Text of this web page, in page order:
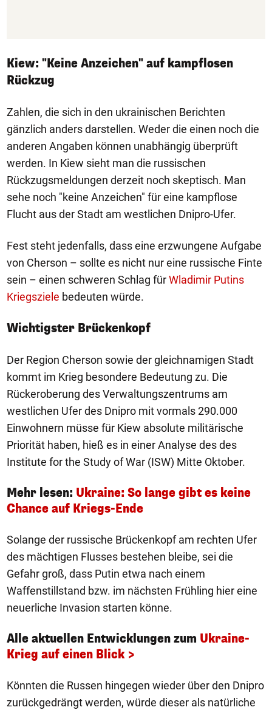
Kiew: "Keine Anzeichen" auf kampflosen
Rückzug
Zahlen, die sich in den ukrainischen Berichten
gänzlich anders darstellen. Weder die einen noch die
anderen Angaben können unabhängig überprüft
werden. In Kiew sieht man die russischen
Rückzugsmeldungen derzeit noch skeptisch. Man
sehe noch "keine Anzeichen" für eine kampflose
Flucht aus der Stadt am westlichen Dnipro-Ufer.
Fest steht jedenfalls, dass eine erzwungene Aufgabe
von Cherson – sollte es nicht nur eine russische Finte
sein – einen schweren Schlag fürWladimir Putins
Kriegsziele bedeuten würde.
Wichtigster Brückenkopf
Der Region Cherson sowie der gleichnamigen Stadt
kommt im Krieg besondere Bedeutung zu. Die
Rückeroberung des Verwaltungszentrums am
westlichen Ufer des Dnipro mit vormals 290.000
Einwohnern müsse für Kiew absolute militärische
Priorität haben, hieß es in einer Analyse des des
Institute for the Study of War (ISW) Mitte Oktober.
Mehr lesen: Ukraine: So lange gibt es keine
Chance auf Kriegs-Ende
Solange der russische Brückenkopf am rechten Ufer
des mächtigen Flusses bestehen bleibe, sei die
Gefahr groß, dass Putin etwa nach einem
Waffenstillstand bzw. im nächsten Frühling hier eine
neuerliche Invasion starten könne.
Alle aktuellen Entwicklungen zum Ukraine-
Krieg auf einen Blick >
Könnten die Russen hingegen wieder über den Dnipro
zurückgedrängt werden, würde dieser als natürliche